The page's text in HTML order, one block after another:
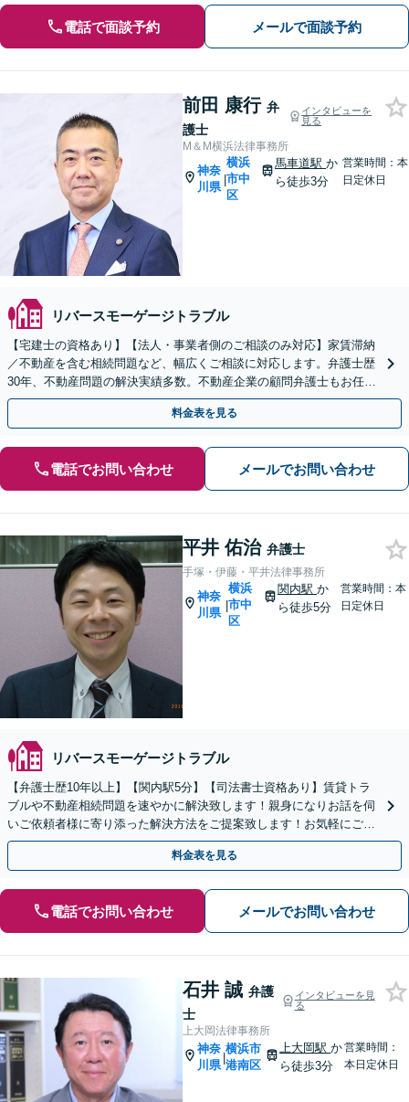
電話で面談予約 メールで面談予約
前田 康行 弁
護士
インタビューを
見る
M＆M横浜法律事務所
神奈
川県
|
横浜
市中
区
馬車道駅か
ら徒歩3分
営業時間：本
日定休日
リバースモーゲージトラブル
【宅建士の資格あり】【法人・事業者側のご相談のみ対応】家賃滞納
／不動産を含む相続問題など、幅広くご相談に対応します。弁護士歴
30年、不動産問題の解決実績多数。不動産企業の顧問弁護士もお任せ
ください【関内4分】【土日祝対応可】
料金表を見る
電話でお問い合わせ メールでお問い合わせ
平井 佑治 弁護士
手塚・伊藤・平井法律事務所
神奈
川県
|
横浜
市中
区
関内駅 か
ら徒歩5分
営業時間：本
日定休日
リバースモーゲージトラブル
【弁護士歴10年以上】【関内駅5分】【司法書士資格あり】賃貸トラ
ブルや不動産相続問題を速やかに解決致します！親身になりお話を伺
いご依頼者様に寄り添った解決方法をご提案致します！お気軽にご相
談ください！【初回相談無料】【関内駅徒歩5分】
料金表を見る
電話でお問い合わせ メールでお問い合わせ
石井 誠 弁護
士
インタビューを見
る
上大岡法律事務所
神奈
川県
|
横浜市
港南区
上大岡駅か
ら徒歩3分
営業時間：
本日定休日